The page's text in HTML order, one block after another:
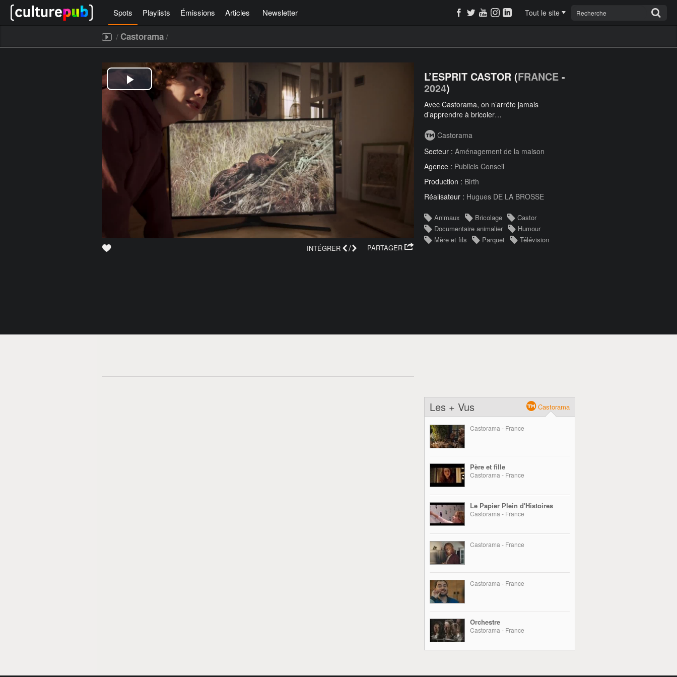
Spots Playlists Émissions Articles Newsletter Tout le site
/Castorama/
PARTAGER
INTÉGRER /
L’ESPRIT CASTOR (FRANCE -
2024)
Avec Castorama, on n’arrête jamais
d’apprendre à bricoler…
Castorama
Secteur : Aménagement de la maison
Agence : Publicis Conseil
Production : Birth
Réalisateur : Hugues DE LA BROSSE
Animaux Bricolage
Castor
Documentaire animalier
Humour
Mère et fils
Parquet Télévision
Les + Vus Castorama
Castorama - France
Père et fille
Castorama - France
Le Papier Plein d'Histoires
Castorama - France
Castorama - France
Castorama - France
Orchestre
Castorama - France